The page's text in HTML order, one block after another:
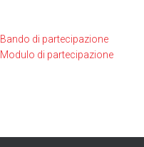
Bando di partecipazione
Modulo di partecipazione